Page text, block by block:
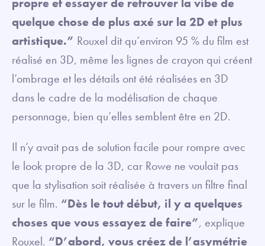
quelque chose de plus axé sur la 2D et plus
artistique.” Rouxel dit qu’environ 95 % du film est
réalisé en 3D, même les lignes de crayon qui créent
l’ombrage et les détails ont été réalisées en 3D
dans le cadre de la modélisation de chaque
personnage, bien qu’elles semblent être en 2D.
Il n’y avait pas de solution facile pour rompre avec
le look propre de la 3D, car Rowe ne voulait pas
que la stylisation soit réalisée à travers un filtre final
sur le film. “Dès le tout début, il y a quelques
choses que vous essayez de faire”, explique
Rouxel. “D’abord, vous créez de l’asymétrie